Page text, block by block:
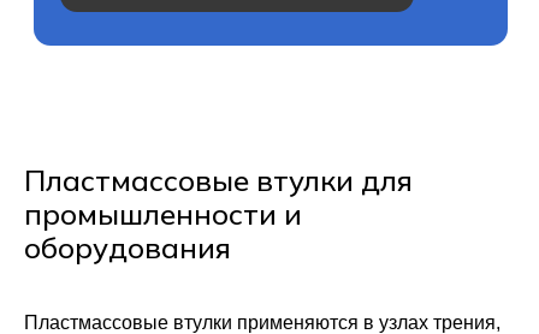
Пластмассовые втулки для
промышленности и
оборудования
Пластмассовые втулки применяются в узлах трения,